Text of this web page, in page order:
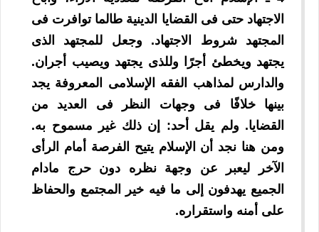
الاجتهاد حتى فى القضايا الدينية طالما توافرت فى
المجتهد شروط الاجتهاد. وجعل للمجتهد الذى
يجتهد ويخطئ أجرًا وللذى يجتهد ويصيب أجران.
والدارس لمذاهب الفقه الإسلامى المعروفة يجد
بينها خلافًا فى وجهات النظر فى العديد من
القضايا. ولم يقل أحد: إن ذلك غير مسموح به.
ومن هنا نجد أن الإسلام يتيح الفرصة أمام الرأى
الآخر ليعبر عن وجهة نظره دون حرج مادام
الجميع يهدفون إلى ما فيه خير المجتمع والحفاظ
على أمنه واستقراره.